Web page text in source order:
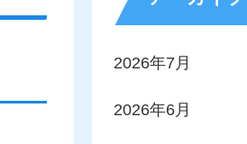
2026年7月
2026年6月